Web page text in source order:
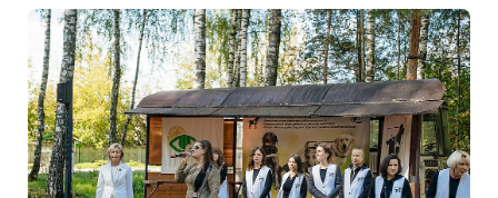
Руководство
Людям с
инвалидностью